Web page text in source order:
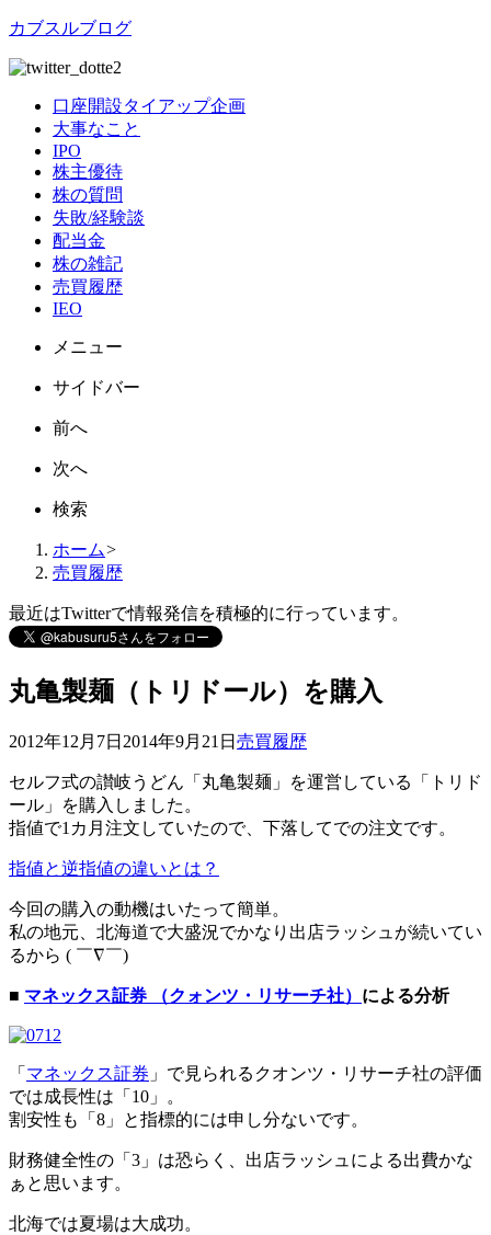
カブスルブログ
口座開設タイアップ企画
大事なこと
IPO
株主優待
株の質問
失敗/経験談
配当金
株の雑記
売買履歴
IEO
メニュー
サイドバー
前へ
次へ
検索
ホーム>
売買履歴
最近はTwitterで情報発信を積極的に行っています。
丸亀製麺（トリドール）を購入
2012年12月7日 2014年9月21日 売買履歴
セルフ式の讃岐うどん「丸亀製麺」を運営している「トリド
ール」を購入しました。
指値で1カ月注文していたので、下落してでの注文です。
指値と逆指値の違いとは？
今回の購入の動機はいたって簡単。
私の地元、北海道で大盛況でかなり出店ラッシュが続いてい
るから ( ￣∇￣)
■ マネックス証券 （クォンツ・リサーチ社） による分析
「 マネックス証券 」で見られるクオンツ・リサーチ社の評価
では成長性は「10」。
割安性も「8」と指標的には申し分ないです。
財務健全性の「3」は恐らく、出店ラッシュによる出費かな
ぁと思います。
北海では夏場は大成功。